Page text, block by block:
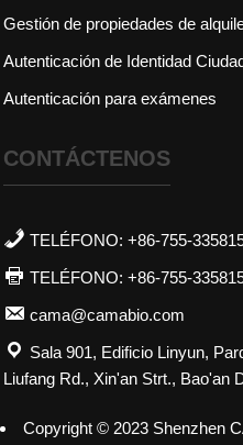
Gestión de propiedades de
Autenticación de Identidad
Autenticación para exámenes
CONTÁCTENOS
TELÉFONO: +86-755-
TELÉFONO: +86-755-
cama@camabio.com
Sala 901, Edificio Linyun,
Liufang Rd., Xin'an Strt., Bao'an
Copyright © 2023 Shenzhen